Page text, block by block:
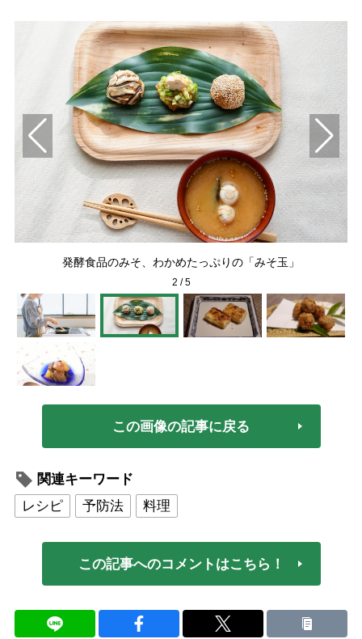
発酵食品のみそ、わかめたっぷりの「みそ玉」
2 /5
この画像の記事に戻る
関連キーワード
レシピ
予防法 料理
この記事へのコメントはこちら！